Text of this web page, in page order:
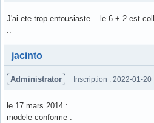
J'ai ete trop entousiaste... le 6 + 2 est
..
Hors ligne
jacinto
Administrator Inscription : 2022-01-20
le 17 mars 2014 :
modele conforme :